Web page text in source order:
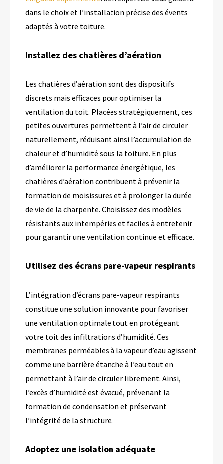
dans le choix et l’installation précise des évents
adaptés à votre toiture.
Installez des chatières d’aération
Les chatières d’aération sont des dispositifs
discrets mais efficaces pour optimiser la
ventilation du toit. Placées stratégiquement, ces
petites ouvertures permettent à l’air de circuler
naturellement, réduisant ainsi l’accumulation de
chaleur et d’humidité sous la toiture. En plus
d’améliorer la performance énergétique, les
chatières d’aération contribuent à prévenir la
formation de moisissures et à prolonger la durée
de vie de la charpente. Choisissez des modèles
résistants aux intempéries et faciles à entretenir
pour garantir une ventilation continue et efficace.
Utilisez des écrans pare-vapeur respirants
L’intégration d’écrans pare-vapeur respirants
constitue une solution innovante pour favoriser
une ventilation optimale tout en protégeant
votre toit des infiltrations d’humidité. Ces
membranes perméables à la vapeur d’eau agissent
comme une barrière étanche à l’eau tout en
permettant à l’air de circuler librement. Ainsi,
l’excès d’humidité est évacué, prévenant la
formation de condensation et préservant
l’intégrité de la structure.
Adoptez une isolation adéquate